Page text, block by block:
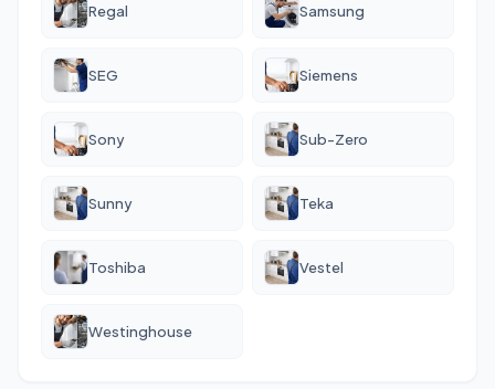
Regal Samsung
SEG Siemens
Sony Sub-Zero
Sunny Teka
Toshiba Vestel
Westinghouse